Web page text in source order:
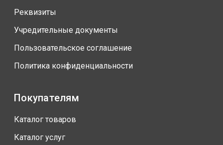
Реквизиты
Учредительные документы
Пользовательское соглашение
Политика конфиденциальности
Покупателям
Каталог товаров
Каталог услуг